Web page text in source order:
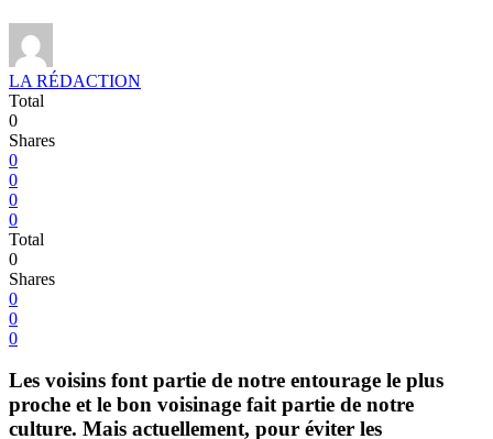
LA RÉDACTION
Total
0
Shares
0
0
0
0
Total
0
Shares
0
0
0
Les voisins font partie de notre entourage le plus
proche et le bon voisinage fait partie de notre
culture. Mais actuellement, pour éviter les